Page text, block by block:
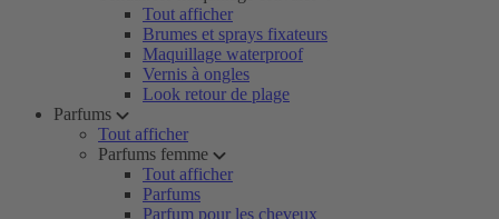
Tout afficher
Brumes et sprays fixateurs
Maquillage waterproof
Vernis à ongles
Look retour de plage
Parfums
Tout afficher
Parfums femme
Tout afficher
Parfums
Parfum pour les cheveux